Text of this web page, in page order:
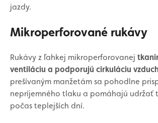
jazdy.
Mikroperforované rukávy
Rukávy z ľahkej mikroperforovanej
ventiláciu a podporujú cirkuláciu
prešívaným manžetám sa pohodlne
nepríjemného tlaku a pomáhajú udržať
počas teplejších dní.